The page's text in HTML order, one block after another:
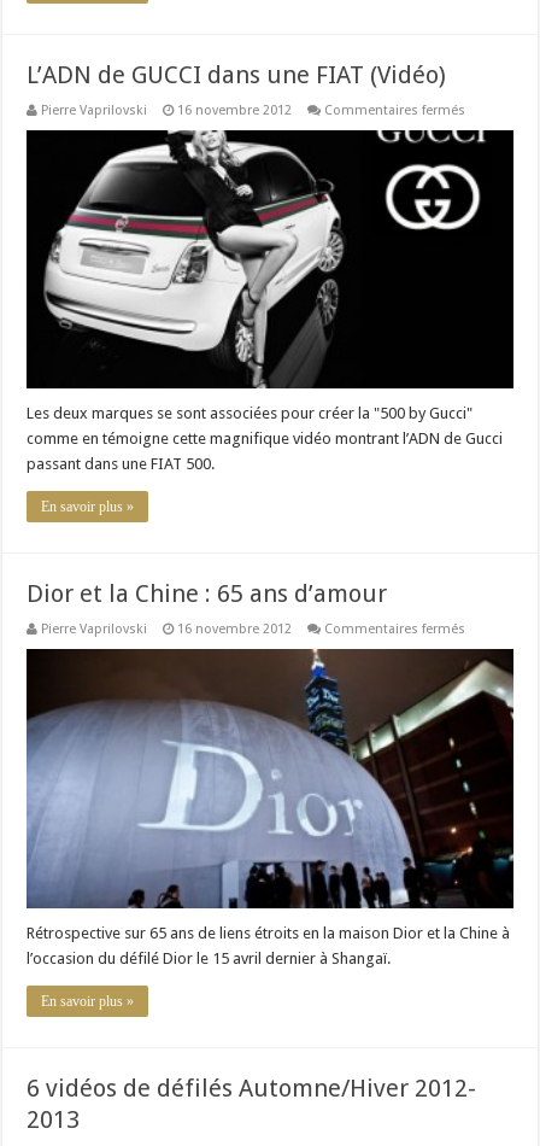
L’ADN de GUCCI dans une FIAT (Vidéo)
Pierre Vaprilovski 16 novembre 2012 Commentaires fermés
de
dans
une
FIAT
(Vidéo)
Les deux marques se sont associées pour créer la "500 by Gucci"
comme en témoigne cette magnifique vidéo montrant l’ADN de Gucci
passant dans une FIAT 500.
En savoir plus »
Dior et la Chine : 65 ans d’amour
Pierre Vaprilovski 16 novembre 2012 Commentaires fermés
et
la
Chine
:
Rétrospective sur 65 ans de liens étroits en la maison Dior et la Chine à
l’occasion du défilé Dior le 15 avril dernier à Shangaï.
En savoir plus »
6 vidéos de défilés Automne/Hiver 2012-
2013